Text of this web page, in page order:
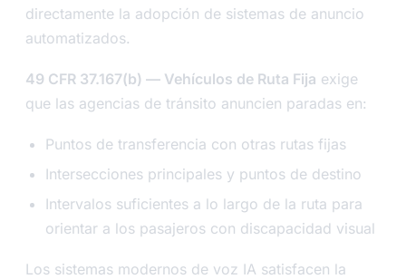
directamente la adopción de sistemas de anuncio
automatizados.
49 CFR 37.167(b) — Vehículos de Ruta Fija exige
que las agencias de tránsito anuncien paradas en:
Puntos de transferencia con otras rutas fijas
Intersecciones principales y puntos de destino
Intervalos suficientes a lo largo de la ruta para
orientar a los pasajeros con discapacidad visual
Los sistemas modernos de voz IA satisfacen la